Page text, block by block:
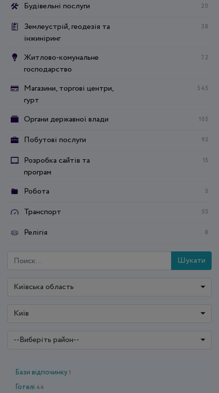
Будівельні послуги 20
Землеустрій, геодезія та
інжиніринг
38
Житлово-комунальне
господарство
72
Магазини, торгові центри,
гурт
545
Органи державної влади 105
Побутові послуги 93
Розробка сайтів та
програм
15
Робота 5
Транспорт 55
Релігія 8
Шукати
Київська область
Київ
--Виберіть район--
Бази відпочинку1
Готелі 44